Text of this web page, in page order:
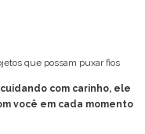
que possam puxar fios
com carinho, ele
você em cada momento